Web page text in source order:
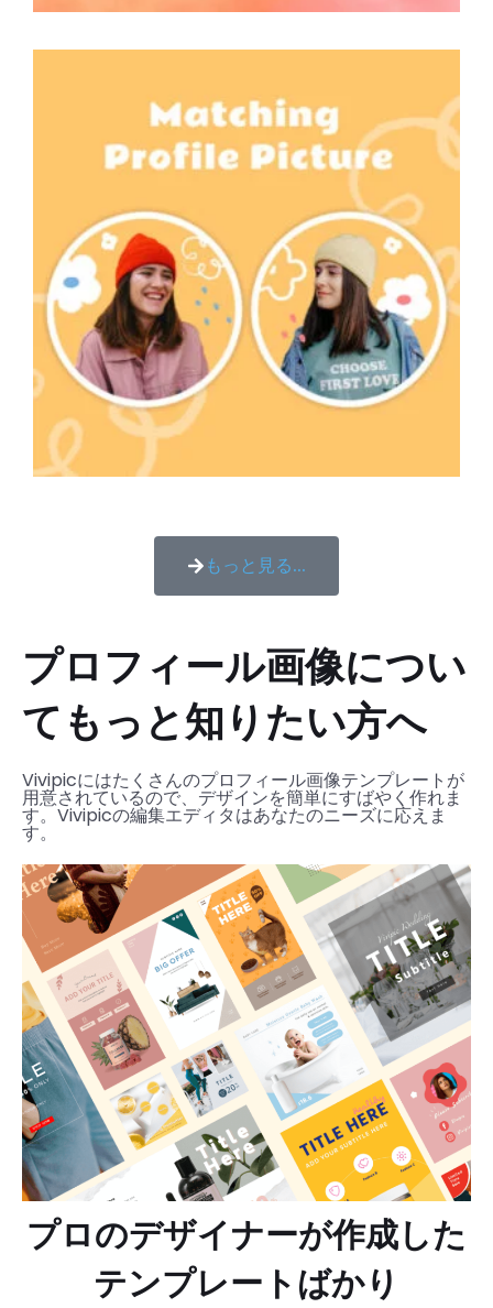
もっと見る...
プロフィール画像につい
てもっと知りたい方へ
Vivipicにはたくさんのプロフィール画像テンプレートが
用意されているので、デザインを簡単にすばやく作れま
す。Vivipicの編集エディタはあなたのニーズに応えま
す。
プロのデザイナーが作成した
テンプレートばかり